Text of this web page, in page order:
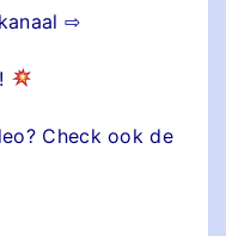
⇨
Check ook de